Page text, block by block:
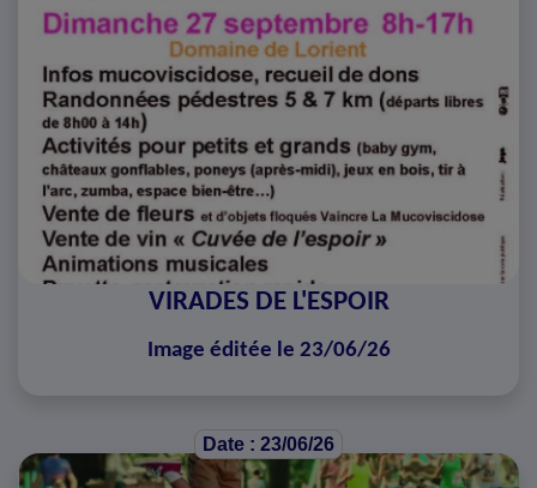
VIRADES DE L'ESPOIR
Image éditée le 23/06/26
Date : 23/06/26